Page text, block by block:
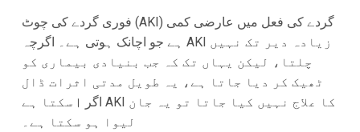
فوری گردے کی چوٹ (AKI) گردے کی فعل میں عارضی کمی
ہے جو اچانک ہوتی ہے۔ اگرچہ AKI زیادہ دیر تک نہیں
چلتا، لیکن یہاں تک کہ جب بنیادی بیماری کو
ٹھیک کر دیا جاتا ہے، یہ طویل مدتی اثرات ڈال
سکتا ہے। اگر AKI کا علاج نہیں کیا جاتا تو یہ جان
لیوا ہو سکتا ہے۔